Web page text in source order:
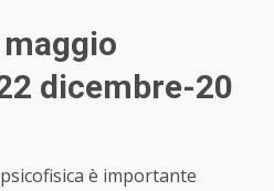
dicembre-20
è importante